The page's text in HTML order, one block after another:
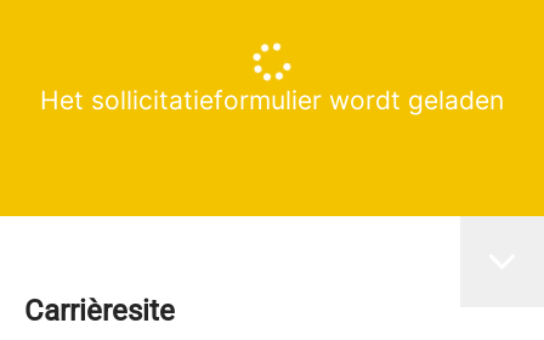
Het sollicitatieformulier wordt geladen
Carrièresite